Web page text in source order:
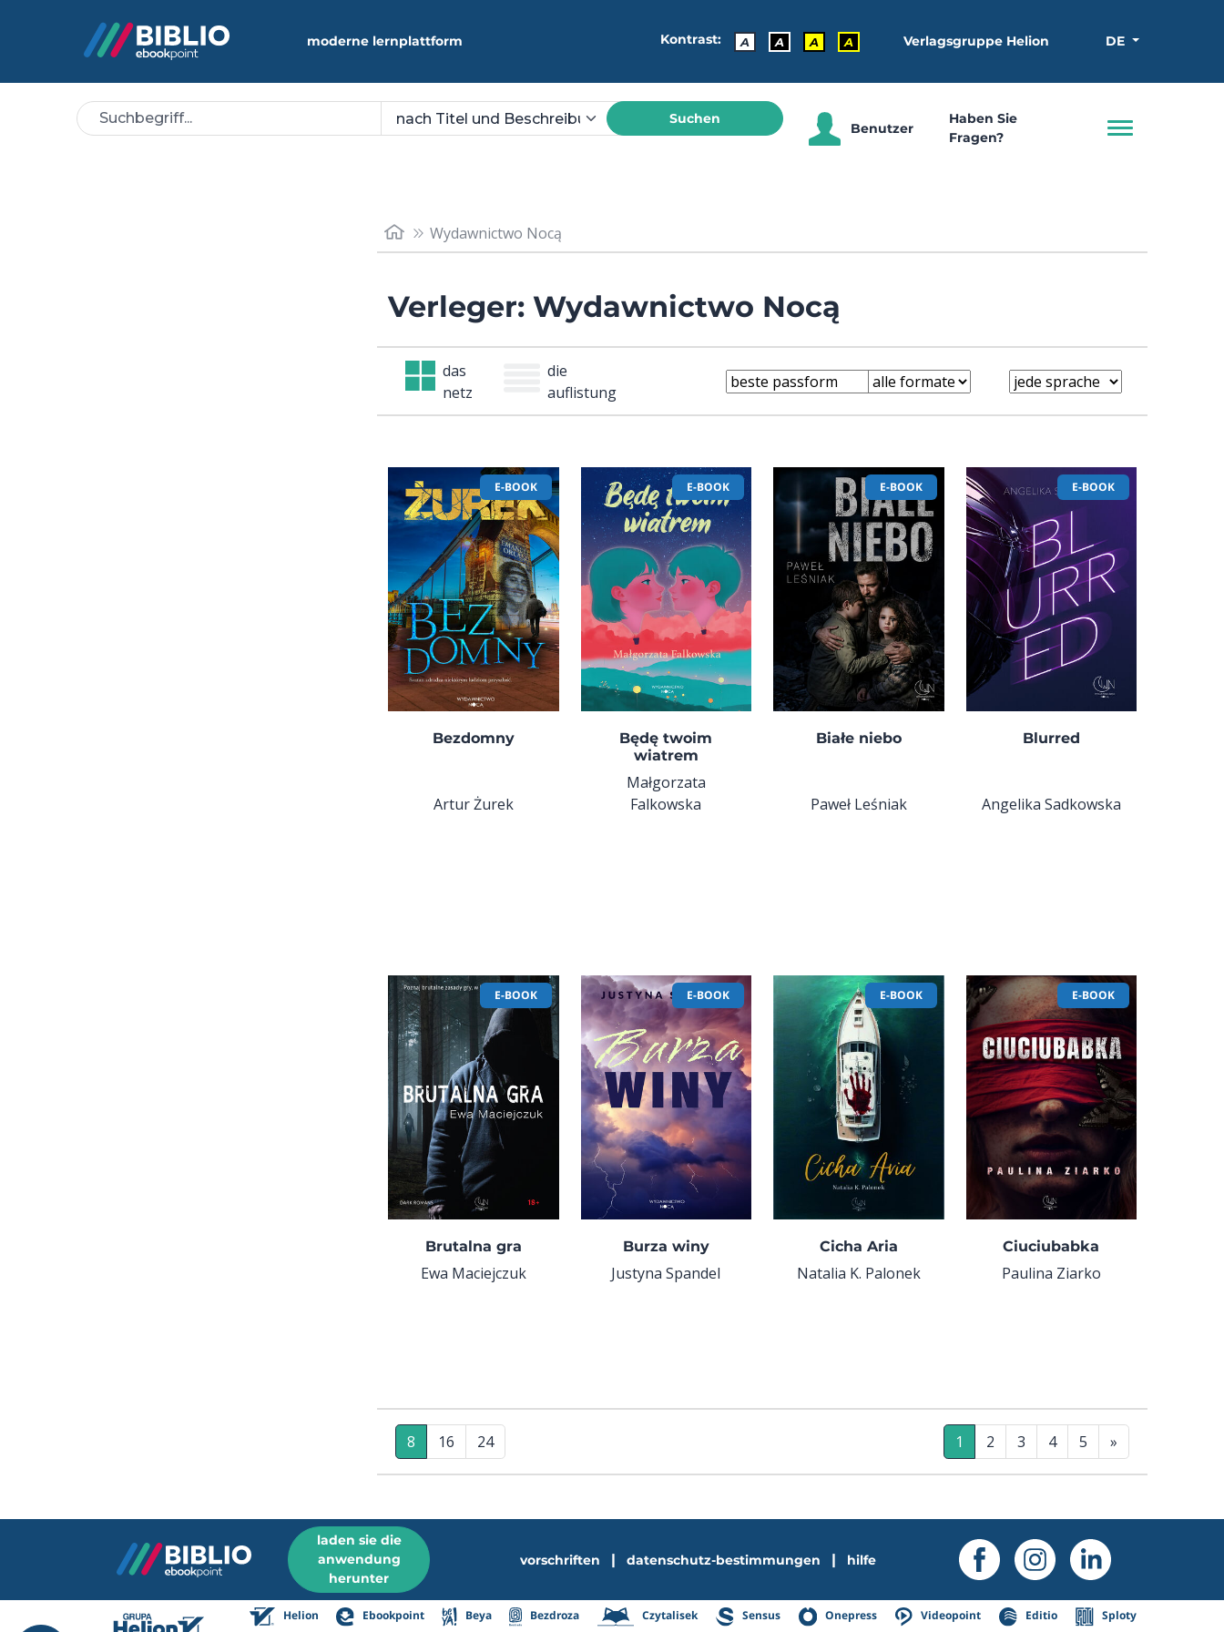
moderne lernplattform Kontrast: A A A A Verlagsgruppe Helion DE
Suchen
Benutzer
Haben Sie
Fragen?
Wydawnictwo Nocą
Verleger: Wydawnictwo Nocą
das
netz
die
auflistung
E-BOOK
Bezdomny
Artur Żurek
E-BOOK
Będę twoim
wiatrem
Małgorzata
Falkowska
E-BOOK
Białe niebo
Paweł Leśniak
E-BOOK
Blurred
Angelika Sadkowska
E-BOOK
Brutalna gra
Ewa Maciejczuk
E-BOOK
Burza winy
Justyna Spandel
E-BOOK
Cicha Aria
Natalia K. Palonek
E-BOOK
Ciuciubabka
Paulina Ziarko
8 16 24 1 2 3 4 5 »
laden sie die
anwendung
herunter
vorschriften | datenschutz-bestimmungen | hilfe
Helion Ebookpoint Beya Bezdroza Czytalisek Sensus Onepress Videopoint Editio Sploty